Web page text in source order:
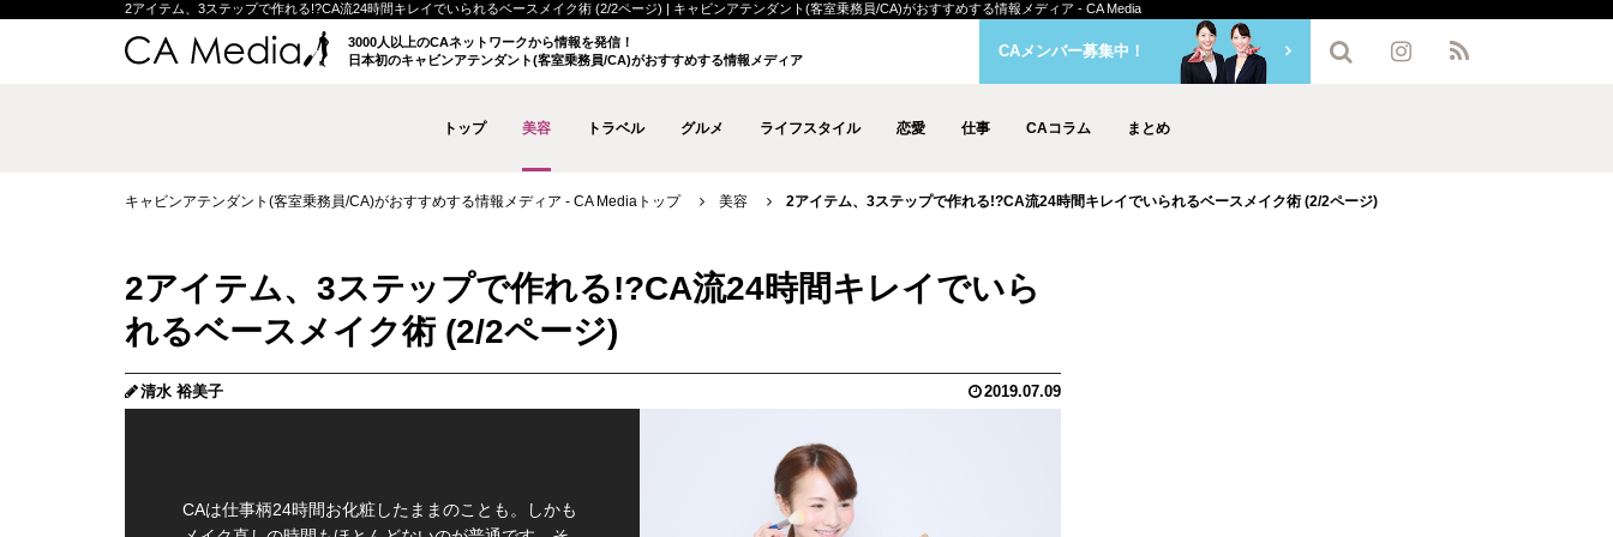
2アイテム、3ステップで作れる!?CA流24時間キレイでいられるベースメイク術 (2/2ページ) | キャビンアテンダント(客室乗務員/CA)がおすすめする情報メディア - CA Media
3000人以上のCAネットワークから情報を発信！
日本初のキャビンアテンダント(客室乗務員/CA)がおすすめする情報メディア
トップ 美容 トラベル グルメ ライフスタイル 恋愛 仕事 CAコラム まとめ
CAメンバー募集中！
キャビンアテンダント(客室乗務員/CA)がおすすめする情報メディア - CA Mediaトップ 美容 2アイテム、3ステップで作れる!?CA流24時間キレイでいられるベースメイク術 (2/2ページ)
2アイテム、3ステップで作れる!?CA流24時間キレイでいら
れるベースメイク術 (2/2ページ)
清水 裕美子 2019.07.09
CAは仕事柄24時間お化粧したままのことも。しかも